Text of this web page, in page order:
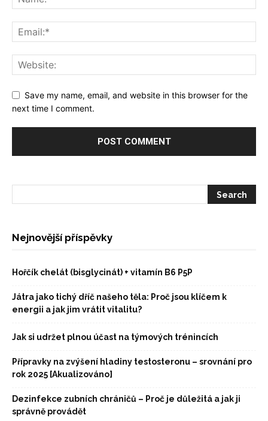
Save my name, email, and website in this browser for the
next time I comment.
Nejnovější příspěvky
Hořčík chelát (bisglycinát) + vitamín B6 P5P
Játra jako tichý dříč našeho těla: Proč jsou klíčem k
energii a jak jim vrátit vitalitu?
Jak si udržet plnou účast na týmových trénincích
Přípravky na zvýšení hladiny testosteronu – srovnání pro
rok 2025 [Akualizováno]
Dezinfekce zubních chráničů – Proč je důležitá a jak ji
správně provádět